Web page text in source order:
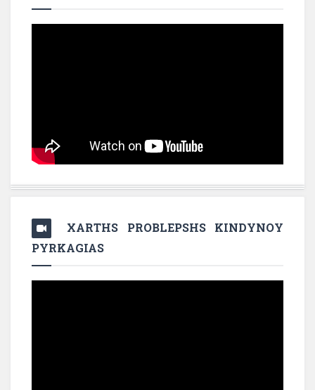
XARTHS PROBLEPSHS KINDYNOY
PYRKAGIAS